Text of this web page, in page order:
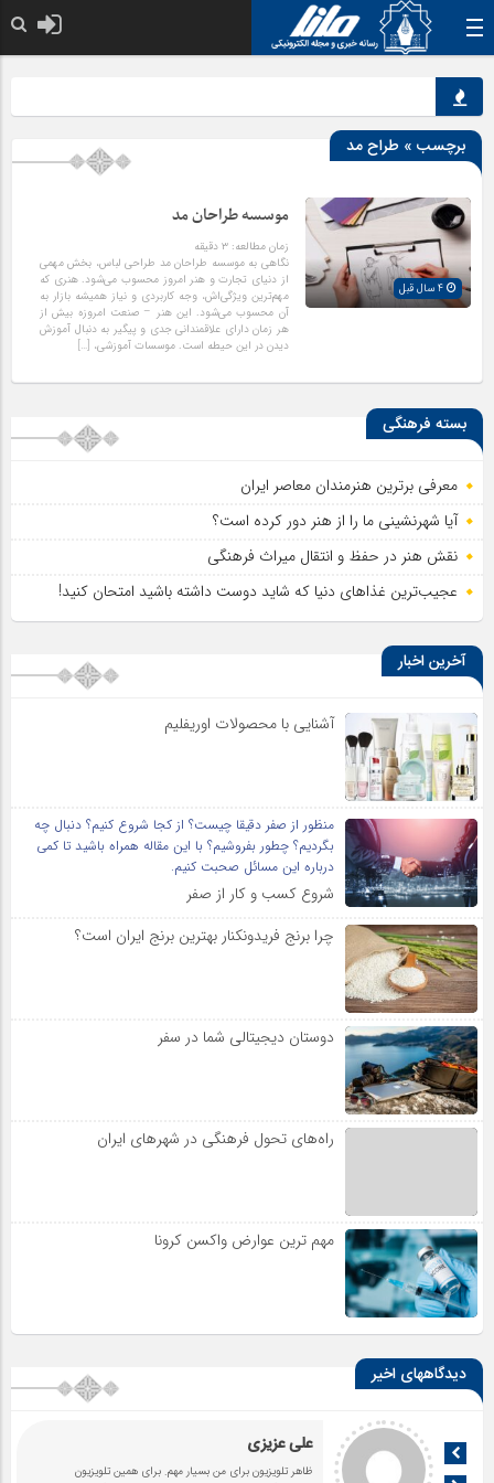
برچسب » طراح مد
موسسه طراحان مد
زمان مطالعه:۳ دقیقه
نگاهی به موسسه طراحان مد طراحی لباس، بخش مهمی
از دنیای تجارت و هنر امروز محسوب می‌شود. هنری که
مهم‌ترین ویژگی‌اش، وجه کاربردی و نیاز همیشه بازار به
آن محسوب می‌شود. این هنر – صنعت امروزه بیش از
هر زمان دارای علاقمندانی جدی و پیگیر به دنبال آموزش
دیدن در این حیطه است. موسسات آموزشی، […]
بسته فرهنگی
معرفی برترین هنرمندان معاصر ایران
آیا شهرنشینی ما را از هنر دور کرده است؟
نقش هنر در حفظ و انتقال میراث فرهنگی
عجیب‌ترین غذاهای دنیا که شاید دوست داشته باشید امتحان کنید!
آخرین اخبار
آشنایی با محصولات اوریفلیم
منظور از صفر دقیقا چیست؟ از کجا شروع کنیم؟ دنبال چه
بگردیم؟ چطور بفروشیم؟ با این مقاله همراه باشید تا کمی
درباره این مسائل صحبت کنیم.
شروع کسب و کار از صفر
چرا برنج فریدونکنار بهترین برنج ایران است؟
دوستان دیجیتالی شما در سفر
راه‌های تحول فرهنگی در شهرهای ایران
مهم ترین عوارض واکسن کرونا
دیدگاههای اخیر
علی عزیزی
ظاهر تلویزیون برای من بسیار مهم. برای همین تلویزیون